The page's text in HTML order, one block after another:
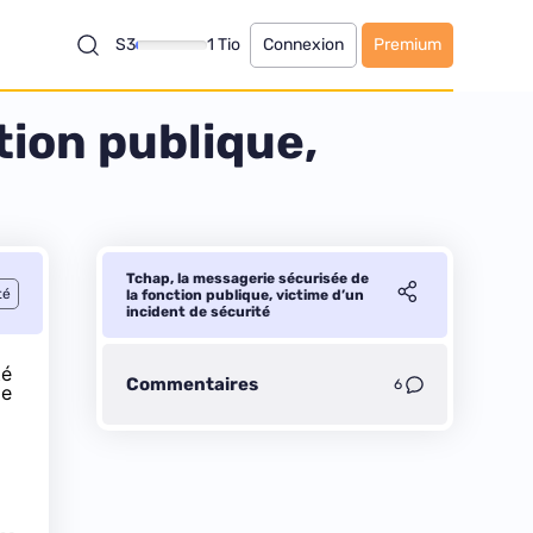
S3 1 Tio Connexion Premium
publique,
Tchap, la messagerie sécurisée de
la fonction publique, victime d’un
incident de sécurité
Commentaires 6